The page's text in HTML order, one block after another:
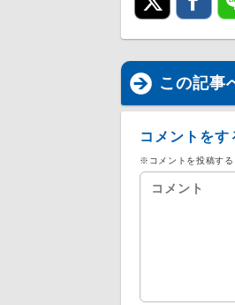
この記事
コメントをす
※コメントを投稿する